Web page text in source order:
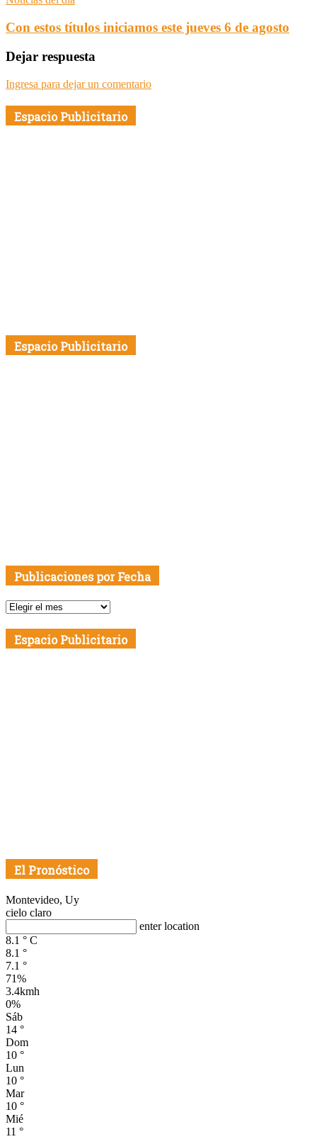
Con estos títulos iniciamos este jueves 6 de agosto
Dejar respuesta
Ingresa para dejar un comentario
Espacio Publicitario
Espacio Publicitario
Publicaciones por Fecha
Publicaciones
Fecha
Espacio Publicitario
El Pronóstico
Montevideo, Uy
cielo claro
enter location
8.1 ° C
8.1 °
7.1 °
71%
3.4kmh
0%
Sáb
14 °
Dom
10 °
Lun
10 °
Mar
10 °
Mié
11 °